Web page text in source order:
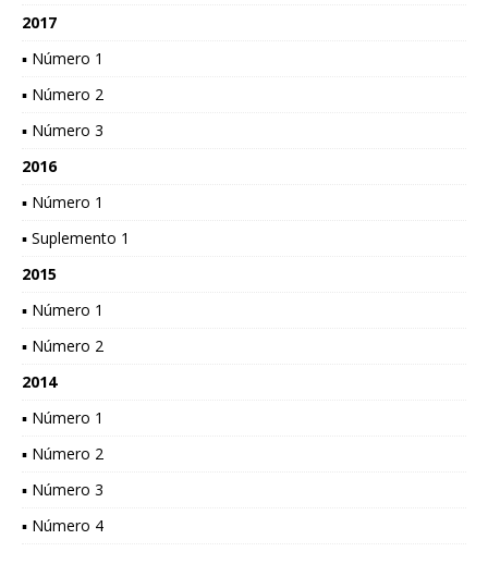
2017
▪ Número 1
▪ Número 2
▪ Número 3
2016
▪ Número 1
▪ Suplemento 1
2015
▪ Número 1
▪ Número 2
2014
▪ Número 1
▪ Número 2
▪ Número 3
▪ Número 4